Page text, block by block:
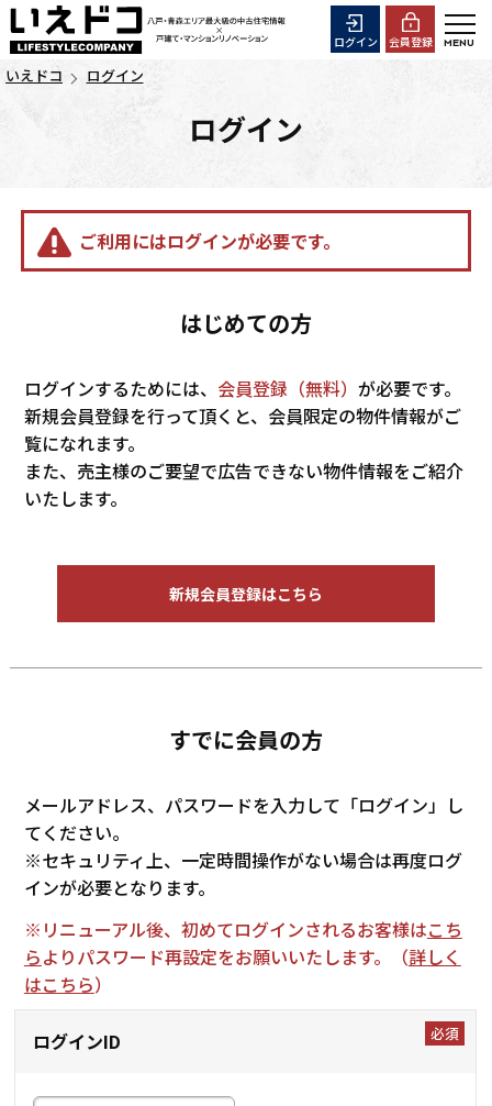
ログイン 会員登録
いえドコ ログイン
ログイン
ご利用にはログインが必要です。
はじめての方
ログインするためには、 会員登録（無料） が必要です。
新規会員登録を行って頂くと、会員限定の物件情報がご
覧になれます。
また、売主様のご要望で広告できない物件情報をご紹介
いたします。
新規会員登録はこちら
すでに会員の方
メールアドレス、パスワードを入力して「ログイン」し
てください。
※セキュリティ上、一定時間操作がない場合は再度ログ
インが必要となります。
※リニューアル後、初めてログインされるお客様はこち
らよりパスワード再設定をお願いいたします。（詳しく
はこちら）
ログインID